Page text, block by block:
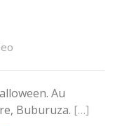
Au
Buburuza. […]